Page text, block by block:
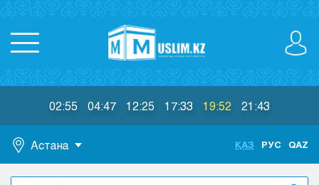
02:55 04:47 12:25 17:33 19:52 21:43
Астана
Астана
ҚАЗ РУС QAZ